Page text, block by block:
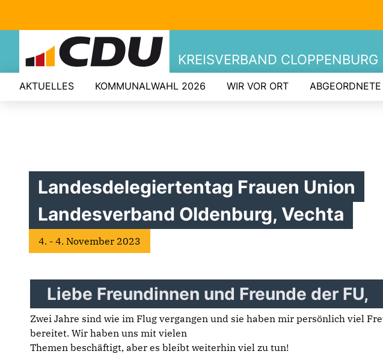
KREISVERBAND CLOPPENBURG
AKTUELLES KOMMUNALWAHL 2026 WIR VOR ORT ABGEORDNETE
Landesdelegiertentag Frauen Union
Landesverband Oldenburg, Vechta
4. - 4. November 2023
Liebe Freundinnen und Freunde der FU,
Zwei Jahre sind wie im Flug vergangen und sie haben mir persönlich viel
bereitet. Wir haben uns mit vielen
Themen beschäftigt, aber es bleibt weiterhin viel zu tun!